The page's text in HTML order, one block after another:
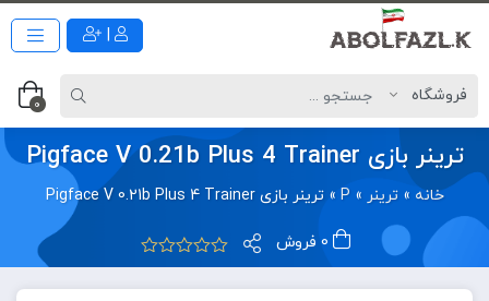
0
ترینر بازی Pigface V 0.21b Plus 4 Trainer
خانه »ترینر »
P
»ترینر بازی Pigface V 0.21b Plus 4 Trainer